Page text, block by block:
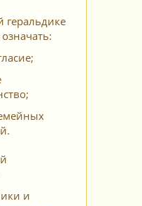
геральдике
и